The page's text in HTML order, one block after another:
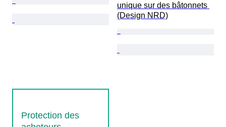
unique sur des bâtonnets
(Design NRD)
Protection des